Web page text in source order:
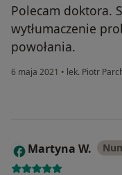
Polecam doktora.
wytłumaczenie
powołania.
6 maja 2021 • lek. Piotr
M Martyna W.